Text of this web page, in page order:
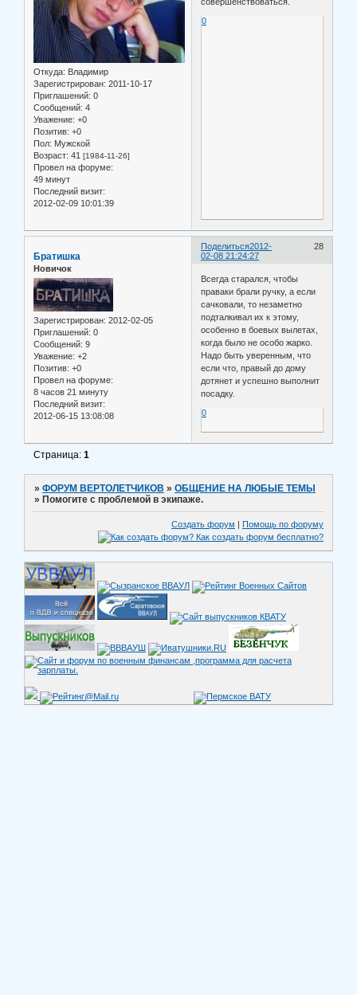
Откуда: Владимир
Зарегистрирован: 2011-10-17
Приглашений: 0
Сообщений: 4
Уважение: +0
Позитив: +0
Пол: Мужской
Возраст: 41 [1984-11-26]
Провел на форуме:
49 минут
Последний визит:
2012-02-09 10:01:39
0
Поделиться 28
2012-
02-08 21:24:27
Братишка
Новичок
Зарегистрирован: 2012-02-05
Приглашений: 0
Сообщений: 9
Уважение: +2
Позитив: +0
Провел на форуме:
8 часов 21 минуту
Последний визит:
2012-06-15 13:08:08
Всегда старался, чтобы
праваки брали ручку, а если
сачковали, то незаметно
подталкивал их к этому,
особенно в боевых вылетах,
когда было не особо жарко.
Надо быть уверенным, что
если что, правый до дому
дотянет и успешно выполнит
посадку.
0
Страница:1
»ФОРУМ ВЕРТОЛЕТЧИКОВ »ОБЩЕНИЕ НА ЛЮБЫЕ ТЕМЫ
»Помогите с проблемой в экипаже.
Создать форум Помощь по форуму